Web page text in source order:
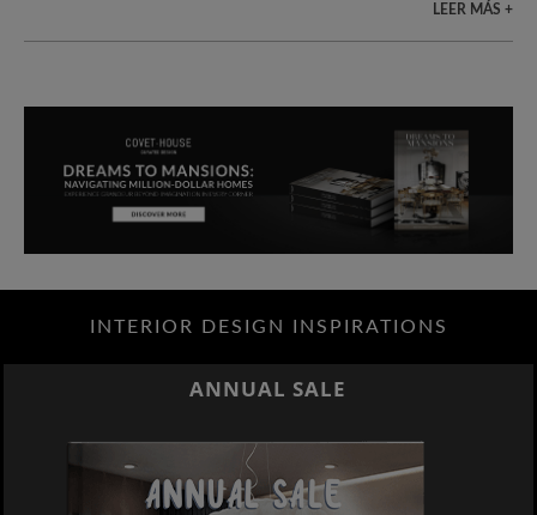
LEER MÁS +
INTERIOR DESIGN INSPIRATIONS
ANNUAL SALE